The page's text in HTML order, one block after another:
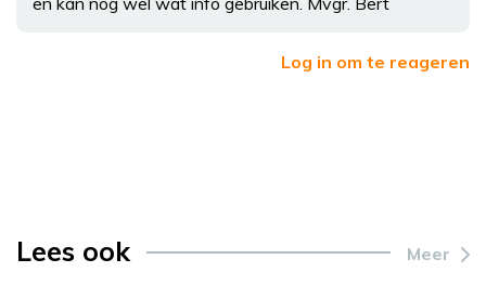
Log in om te reageren
Lees ook Meer